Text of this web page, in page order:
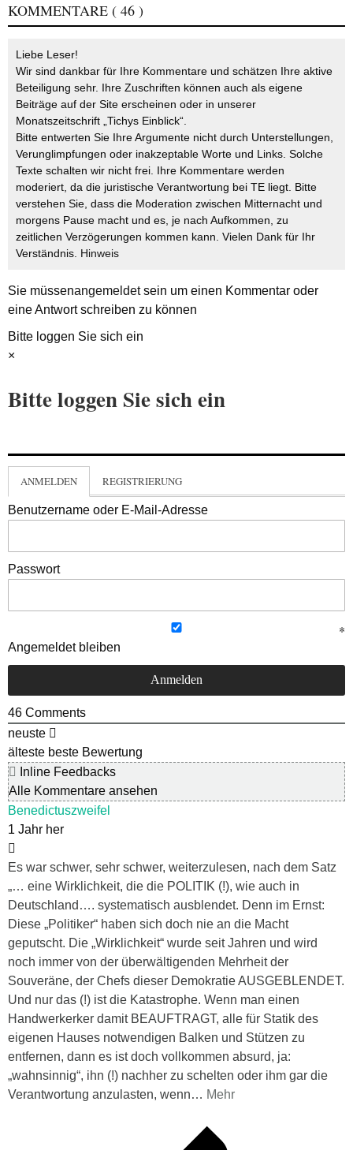
KOMMENTARE ( 46 )
Liebe Leser!
Wir sind dankbar für Ihre Kommentare und schätzen Ihre aktive
Beteiligung sehr. Ihre Zuschriften können auch als eigene
Beiträge auf der Site erscheinen oder in unserer
Monatszeitschrift „Tichys Einblick“.
Bitte entwerten Sie Ihre Argumente nicht durch Unterstellungen,
Verunglimpfungen oder inakzeptable Worte und Links. Solche
Texte schalten wir nicht frei. Ihre Kommentare werden
moderiert, da die juristische Verantwortung bei TE liegt. Bitte
verstehen Sie, dass die Moderation zwischen Mitternacht und
morgens Pause macht und es, je nach Aufkommen, zu
zeitlichen Verzögerungen kommen kann. Vielen Dank für Ihr
Verständnis. Hinweis
Sie müssenangemeldetsein um einen Kommentar oder
eine Antwort schreiben zu können
Bitte loggen Sie sich ein
×
Bitte loggen Sie sich ein
ANMELDEN REGISTRIERUNG
Benutzername oder E-Mail-Adresse
Passwort
Angemeldet bleiben
46 Comments
neuste
älteste beste Bewertung
Inline Feedbacks
Alle Kommentare ansehen
Benedictuszweifel
1 Jahr her
Es war schwer, sehr schwer, weiterzulesen, nach dem Satz
„… eine Wirklichkeit, die die POLITIK (!), wie auch in
Deutschland…. systematisch ausblendet. Denn im Ernst:
Diese „Politiker“ haben sich doch nie an die Macht
geputscht. Die „Wirklichkeit“ wurde seit Jahren und wird
noch immer von der überwältigenden Mehrheit der
Souveräne, der Chefs dieser Demokratie AUSGEBLENDET.
Und nur das (!) ist die Katastrophe. Wenn man einen
Handwerkerker damit BEAUFTRAGT, alle für Statik des
eigenen Hauses notwendigen Balken und Stützen zu
entfernen, dann es ist doch vollkommen absurd, ja:
„wahnsinnig“, ihn (!) nachher zu schelten oder ihm gar die
Verantwortung anzulasten, wenn… Mehr